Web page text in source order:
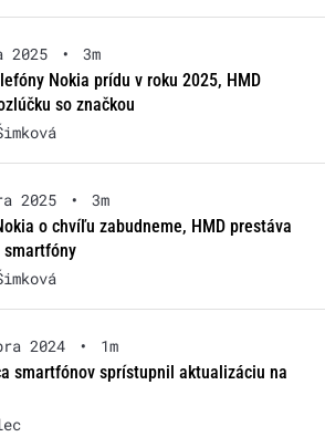
•
3m
Nokia prídu v roku 2025, HMD
so značkou
2025 •
3m
o chvíľu zabudneme, HMD prestáva
2024 •
1m
smartfónov sprístupnil aktualizáciu na